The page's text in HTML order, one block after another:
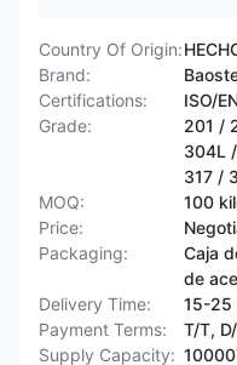
Country Of Origin:
Brand:
Certifications:
ISO/
Grade:
201 /
304L
317 /
MOQ:
100
Price:
Packaging:
Caja
de
Delivery Time:
15-25
Payment Terms:
T/T,
Supply Capacity: